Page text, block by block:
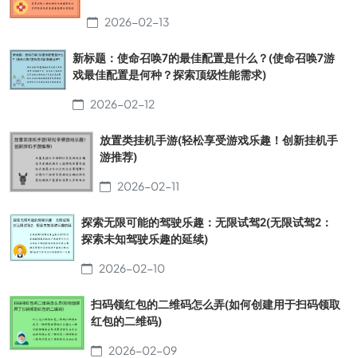
2026-02-13
新标题：使命召唤7的最佳配置是什么？(使命召唤7游
戏最佳配置是何种？探索顶级性能需求)
2026-02-12
放置类挂机手游(轻松享受游戏乐趣！创新挂机手
游推荐)
2026-02-11
探索无限可能的驾驶乐趣：无限试驾2(无限试驾2：
探索未知驾驶乐趣的延续)
2026-02-10
扫码领红包的二维码怎么弄(如何创建用于扫码领取
红包的二维码)
2026-02-09